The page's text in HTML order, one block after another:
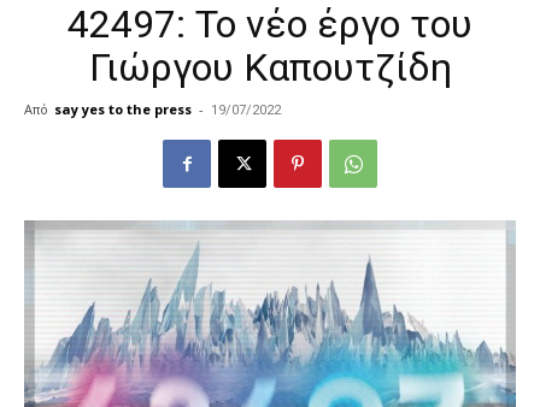
42497: Το νέο έργο του
Γιώργου Καπουτζίδη
Από say yes to the press - 19/07/2022